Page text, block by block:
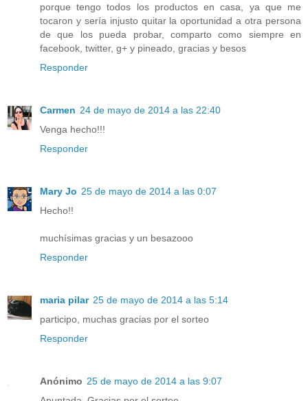
porque tengo todos los productos en casa, ya que me
tocaron y sería injusto quitar la oportunidad a otra persona
de que los pueda probar, comparto como siempre en
facebook, twitter, g+ y pineado, gracias y besos
Responder
Carmen 24 de mayo de 2014 a las 22:40
Venga hecho!!!
Responder
Mary Jo 25 de mayo de 2014 a las 0:07
Hecho!!
muchísimas gracias y un besazooo
Responder
maria pilar 25 de mayo de 2014 a las 5:14
participo, muchas gracias por el sorteo
Responder
Anónimo 25 de mayo de 2014 a las 9:07